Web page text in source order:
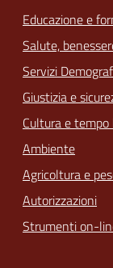
Educazione e
Salute,
Servizi
Giustizia e
Cultura e tempo
Ambiente
Agricoltura e
Autorizzazioni
Strumenti on-